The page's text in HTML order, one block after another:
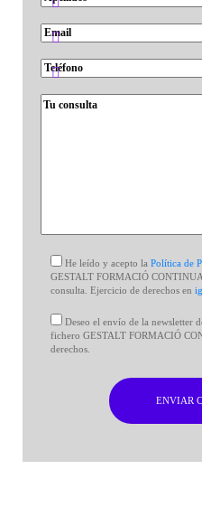
He leído y acepto la Política de
GESTALT FORMACIÓ
consulta. Ejercicio de derechos en
Deseo el envío de la newsletter
fichero GESTALT FORMACIÓ
derechos.